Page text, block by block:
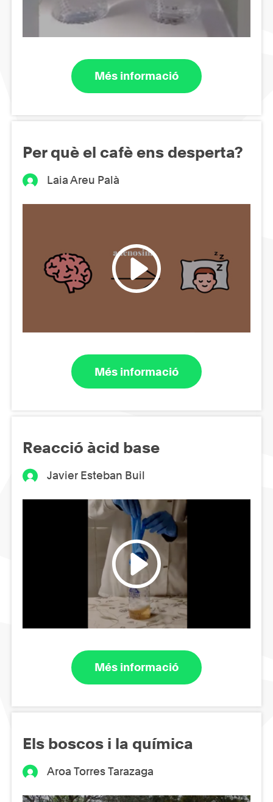
Més informació
Per què el cafè ens desperta?
Laia Areu Palà
Més informació
Reacció àcid base
Javier Esteban Buil
Més informació
Els boscos i la química
Aroa Torres Tarazaga